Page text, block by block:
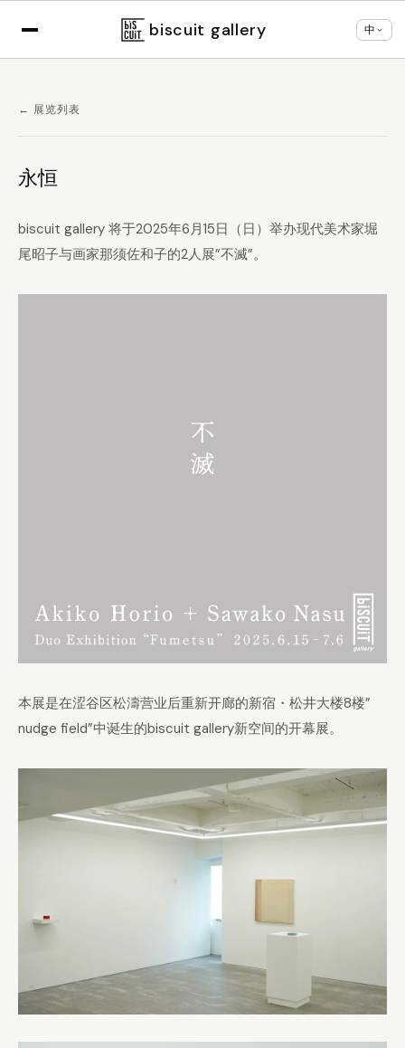
根据您的浏览器设置，正以 切换语言 ×
biscuit gallery 中
← 展览列表
永恒
biscuit gallery 将于2025年6月15日（日）举办现代美术家堀
尾昭子与画家那须佐和子的2人展”不滅”。
本展是在涩谷区松濤营业后重新开廊的新宿・松井大楼8楼”
nudge field”中诞生的biscuit gallery新空间的开幕展。